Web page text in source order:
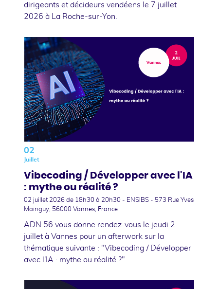
dirigeants et décideurs vendéens le 7 juillet
2026 à La Roche-sur-Yon.
02
Juillet
Vibecoding / Développer avec l'IA
: mythe ou réalité ?
02 juillet 2026 de 18h30 à 20h30 - ENSIBS - 573 Rue Yves
Mainguy, 56000 Vannes, France
ADN 56 vous donne rendez-vous le jeudi 2
juillet à Vannes pour un afterwork sur la
thématique suivante : "Vibecoding / Développer
avec l'IA : mythe ou réalité ?".